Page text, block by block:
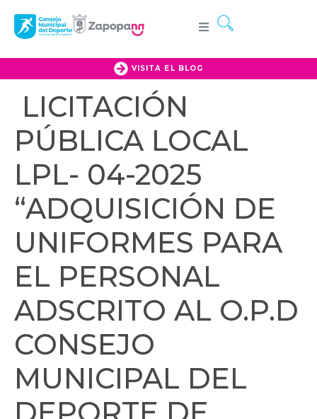
VISITA EL BLOG
LICITACIÓN
PÚBLICA LOCAL
LPL- 04-2025
“ADQUISICIÓN DE
UNIFORMES PARA
EL PERSONAL
ADSCRITO AL O.P.D
CONSEJO
MUNICIPAL DEL
DEPORTE DE